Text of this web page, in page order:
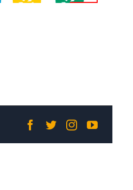
Facebook
TwitterInstagram